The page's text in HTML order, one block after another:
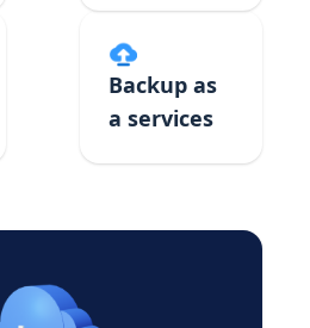
Backup as
a services